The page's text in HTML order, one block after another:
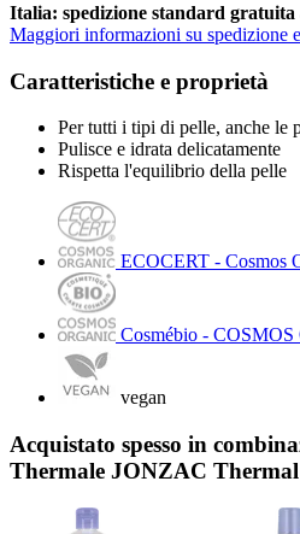
Italia: spedizione standard gratuita
Maggiori informazioni su spedizione
Caratteristiche e proprietà
Per tutti i tipi di pelle, anche le
Pulisce e idrata delicatamente
Rispetta l'equilibrio della pelle
ECOCERT - Cosmos
Cosmébio -
vegan
Acquistato spesso in
Thermale JONZAC